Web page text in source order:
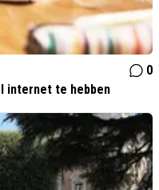
0
internet te hebben